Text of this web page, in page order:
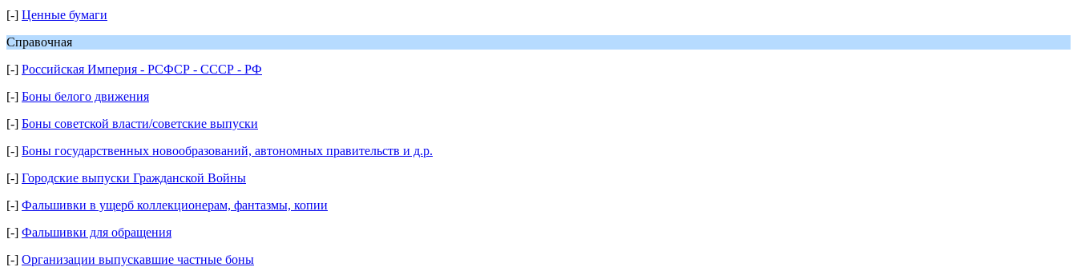
[-] Ценные бумаги
Справочная
[-] Российская Империя - РСФСР - СССР - РФ
[-] Боны белого движения
[-] Боны советской власти/советские выпуски
[-] Боны государственных новообразований, автономных правительств и д.р.
[-] Городские выпуски Гражданской Войны
[-] Фальшивки в ущерб коллекционерам, фантазмы, копии
[-] Фальшивки для обращения
[-] Организации выпускавшие частные боны